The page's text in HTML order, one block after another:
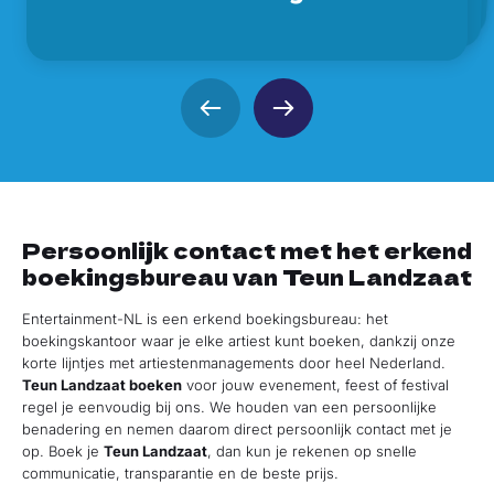
Persoonlijk contact met het erkend
boekingsbureau van Teun Landzaat
Entertainment-NL is een erkend boekingsbureau: het
boekingskantoor waar je elke artiest kunt boeken, dankzij onze
korte lijntjes met artiestenmanagements door heel Nederland.
Teun Landzaat boeken voor jouw evenement, feest of festival
regel je eenvoudig bij ons. We houden van een persoonlijke
benadering en nemen daarom direct persoonlijk contact met je
op. Boek je Teun Landzaat, dan kun je rekenen op snelle
communicatie, transparantie en de beste prijs.